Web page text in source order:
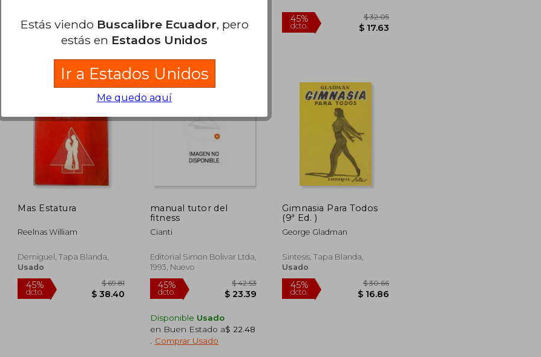
45%
dcto.
45%
$ 18.85
45%
dcto.
Mas Estatura
Reelnas William
Demiguel, Tapa Blanda,
Usado
manual tutor del
fitness
Cianti
Editorial Simon Bolivar Ltda,
1993, Nuevo
Disponible Usado
en Buen Estado a$ 22.48
Comprar Usado
Gimnasia Para Todos
(9ª Ed. )
George Gladman
Sintesis, Tapa Blanda,
Usado
Estás viendo Buscalibre Ecuador, pero
estás en Estados Unidos
Ir a Estados Unidos
Me quedo aquí